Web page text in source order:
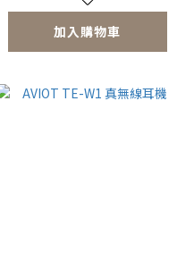
加入購物車